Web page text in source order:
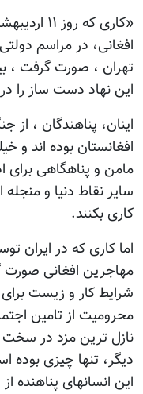
«کاری که
افغانی، در مراسم
تهران ، صورت گرفت ،
این نهاد دست ساز را
اینان، پناهندگان ، از
افغانستان بوده اند و
مامن و پناهگاهی برای
سایر نقاط دنیا و
کاری بکنند.
اما کاری که در ایران
مهاجرین افغانی
شرایط کار و زیست
محرومیت از تامین
نازل ترین مزد در
دیگر، تنها چیزی بوده
این انسانهای پناهنده